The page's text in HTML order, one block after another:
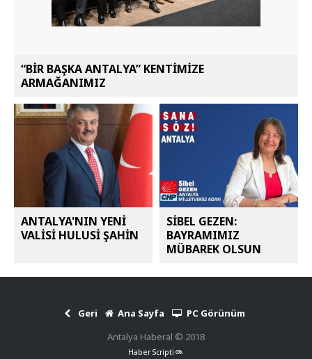
“BİR BAŞKA ANTALYA” KENTİMİZE
ARMAĞANIMIZ
ANTALYA'NIN YENİ
VALİSİ HULUSİ ŞAHİN
SİBEL GEZEN:
BAYRAMIMIZ
MÜBAREK OLSUN
Geri Ana Sayfa
PC Görünüm
Antalya Haberal © 2018
Haber Scripti